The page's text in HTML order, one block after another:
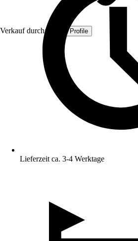
Verkauf durch: Quest Profile
Lieferzeit ca. 3-4 Werktage